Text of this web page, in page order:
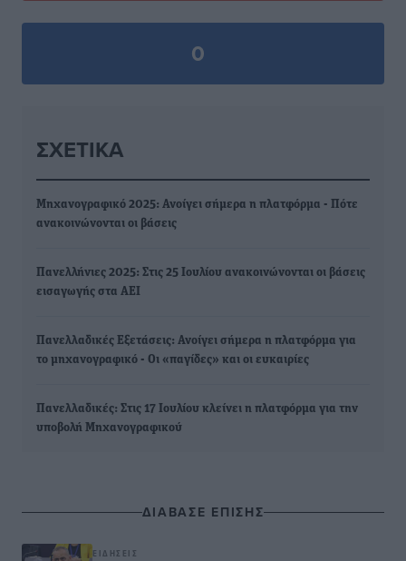
0
ΣΧΕΤΙΚΆ
Μηχανογραφικό 2025: Ανοίγει σήμερα η πλατφόρμα - Πότε
ανακοινώνονται οι βάσεις
Πανελλήνιες 2025: Στις 25 Ιουλίου ανακοινώνονται οι βάσεις
εισαγωγής στα ΑΕΙ
Πανελλαδικές Εξετάσεις: Ανοίγει σήμερα η πλατφόρμα για
το μηχανογραφικό - Οι «παγίδες» και οι ευκαιρίες
Πανελλαδικές: Στις 17 Ιουλίου κλείνει η πλατφόρμα για την
υποβολή Μηχανογραφικού
ΔΙΑΒΑΣΕ ΕΠΙΣΗΣ
ΕΙΔΉΣΕΙΣ